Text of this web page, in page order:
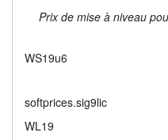
Prix de mise à niveau
WS19u6
softprices.sig9lic
WL19